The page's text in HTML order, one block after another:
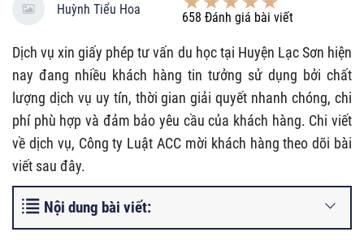
Huỳnh Tiểu Hoa
658 Đánh giá bài viết
Dịch vụ xin giấy phép tư vấn du học tại Huyện Lạc Sơn hiện
nay đang nhiều khách hàng tin tưởng sử dụng bởi chất
lượng dịch vụ uy tín, thời gian giải quyết nhanh chóng, chi
phí phù hợp và đảm bảo yêu cầu của khách hàng. Chi viết
về dịch vụ, Công ty Luật ACC mời khách hàng theo dõi bài
viết sau đây.
Nội dung bài viết: